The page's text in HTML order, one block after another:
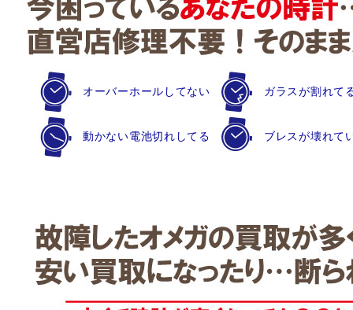
オーバーホールしてない ガラスが割れて
動かない電池切れしてる ブレスが壊れて